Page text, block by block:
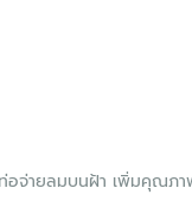
จ่ายลมบนฝ้า เพิ่มคุณภา